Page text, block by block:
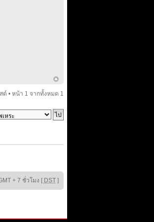
ต์ • หน้า 1 จากทั้งหมด 1
+ 7 ชั่วโมง [ DST]